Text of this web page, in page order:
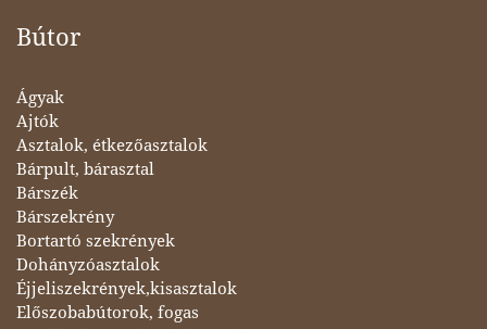
Bútor
Ágyak
Ajtók
Asztalok, étkezőasztalok
Bárpult, bárasztal
Bárszék
Bárszekrény
Bortartó szekrények
Dohányzóasztalok
Éjjeliszekrények,kisasztalok
Előszobabútorok, fogas